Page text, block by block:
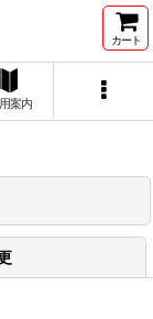
カート
案内